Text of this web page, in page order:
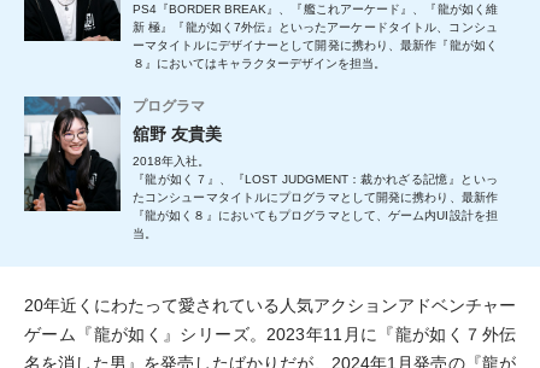
PS4『BORDER BREAK』、『艦これアーケード』、『龍が如く維
新 極』『龍が如く7外伝』といったアーケードタイトル、コンシュ
ーマタイトルにデザイナーとして開発に携わり、最新作『龍が如く
８』においてはキャラクターデザインを担当。
プログラマ
舘野 友貴美
2018年入社。
『龍が如く７』、『LOST JUDGMENT：裁かれざる記憶』といっ
たコンシューマタイトルにプログラマとして開発に携わり、最新作
『龍が如く８』においてもプログラマとして、ゲーム内UI設計を担
当。
20年近くにわたって愛されている人気アクションアドベンチャー
ゲーム『龍が如く』シリーズ。2023年11月に『龍が如く７外伝
名を消した男』を発売したばかりだが、2024年1月発売の『龍が